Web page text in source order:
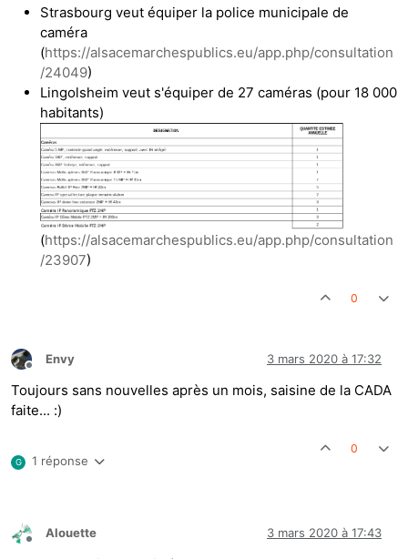
Strasbourg veut équiper la police municipale de
caméra
(https://alsacemarchespublics.eu/app.php/consultation
/24049)
Lingolsheim veut s'équiper de 27 caméras (pour 18 000
habitants)
(https://alsacemarchespublics.eu/app.php/consultation
/23907)
0
Hors-ligne
Envy 3 mars 2020 à 17:32
Toujours sans nouvelles après un mois, saisine de la CADA
faite... :)
G 1 réponse
0
Hors-ligne
Alouette 3 mars 2020 à 17:43